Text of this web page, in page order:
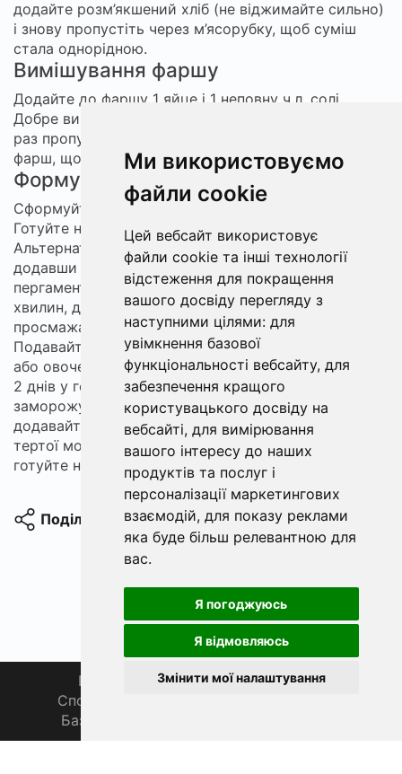
Ми використовуємо
файли cookie
Цей вебсайт використовує
файли cookie та інші технології
відстеження для покращення
вашого досвіду перегляду з
наступними цілями: для
увімкнення базової
функціональності вебсайту, для
забезпечення кращого
користувацького досвіду на
вебсайті, для вимірювання
вашого інтересу до наших
продуктів та послуг і
персоналізації маркетингових
взаємодій, для показу реклами
яка буде більш релевантною для
вас.
Я погоджуюсь
Я відмовляюсь
Змінити мої налаштування
додайте розм’якшений хліб (не віджимайте сильно)
і знову пропустіть через м’ясорубку, щоб суміш
стала однорідною.
Вимішування фаршу
Додайте до фаршу 1 яйце і 1 неповну ч.л. солі.
Добре вимішайте руками або лопаткою, а потім ще
раз пропустіть через м’ясорубку або добре вибийте
фарш, щоб він став еластичним і повітряним.
Формування і приготування
Сформуйте котлети або биточки бажаного розміру.
Готуйте на пару 20–30 хвилин до повної готовності.
Альтернативно: тушкуйте в
сковороді
під кришкою,
додавши трохи води, чи запікайте в духовці на
пергаменті при 200–220°C приблизно 20–30
хвилин, доки котлети не стануть пружними і не
просмажаться.
Подавайте котлети теплими з картопляним пюре
або овочевим пюре. Зберігайте в холодильнику до
2 днів у герметичному контейнері або
заморожуйте порційно. Для різноманіття
додавайте трохи подрібненої зелені або трохи
тертої моркви, а для більш дієтичного варіанту
готуйте на пару.
Поділитися
Головна Про нас
Магазин 🛒
Спортивна рибалка 🏆
База знань 📚